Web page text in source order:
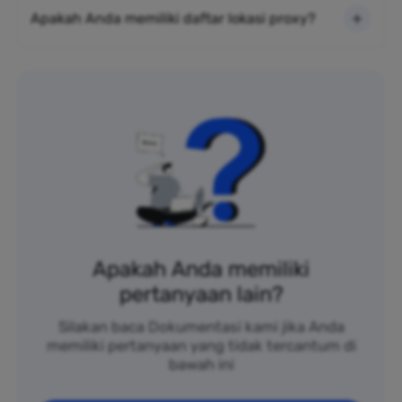
Apakah Anda memiliki daftar lokasi proxy?
Apakah Anda memiliki
pertanyaan lain?
Silakan baca Dokumentasi kami jika Anda
memiliki pertanyaan yang tidak tercantum di
bawah ini